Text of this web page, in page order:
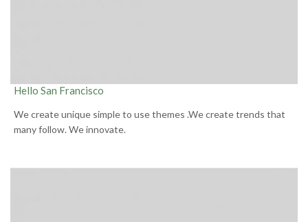
Hello San Francisco
We create unique simple to use themes .We create trends that
many follow. We innovate.